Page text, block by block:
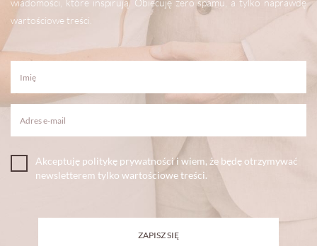
wiadomości, które inspirują. Obiecuję zero spamu, a tylko naprawdę
wartościowe treści.
Akceptuję politykę prywatności i wiem, że będę otrzymywać
newsletterem tylko wartościowe treści.
ZAPISZ SIĘ